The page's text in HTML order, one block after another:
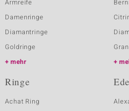
Armreife
Damenringe
Diamantringe
Goldringe
mehr
Ringe
Achat Ring